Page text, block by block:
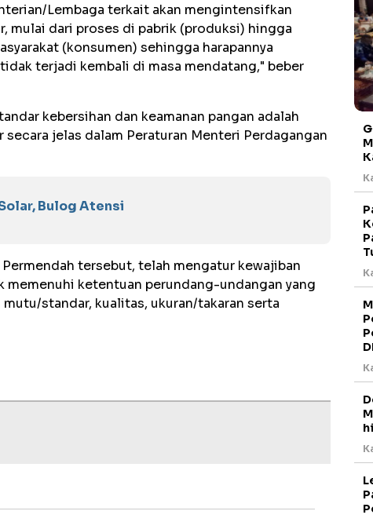
Lembaga terkait akan mengintensifkan
mulai dari proses di pabrik (produksi) hingga
(konsumen) sehingga harapannya
terjadi kembali di masa mendatang," beber
kebersihan dan keamanan pangan adalah
jelas dalam Peraturan Menteri Perdagangan
Bulog Atensi
tersebut, telah mengatur kewajiban
ketentuan perundang-undangan yang
standar, kualitas, ukuran/takaran serta